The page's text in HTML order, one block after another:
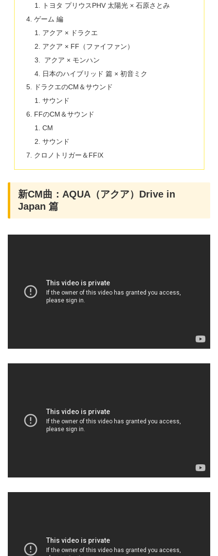
トヨタ プリウスPHV 太陽光 × 石原さとみ
ゲーム 編
アクア × ドラクエ
アクア × FF（ファイファン）
アクア × モンハン
日本のハイブリッド 篇 × 初音ミク
ドラクエのCM＆サウンド
サウンド
FFのCM＆サウンド
CM
サウンド
クロノトリガー＆FFⅨ
新CM曲：AQUA（アクア）Drive in
Japan 篇